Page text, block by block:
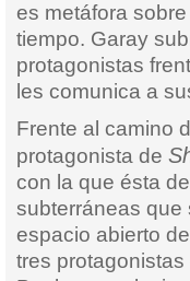
es metáfora
tiempo. Garay
protagonistas
les comunica a
Frente al camino
protagonista de
con la que ésta
subterráneas que
espacio abierto
tres